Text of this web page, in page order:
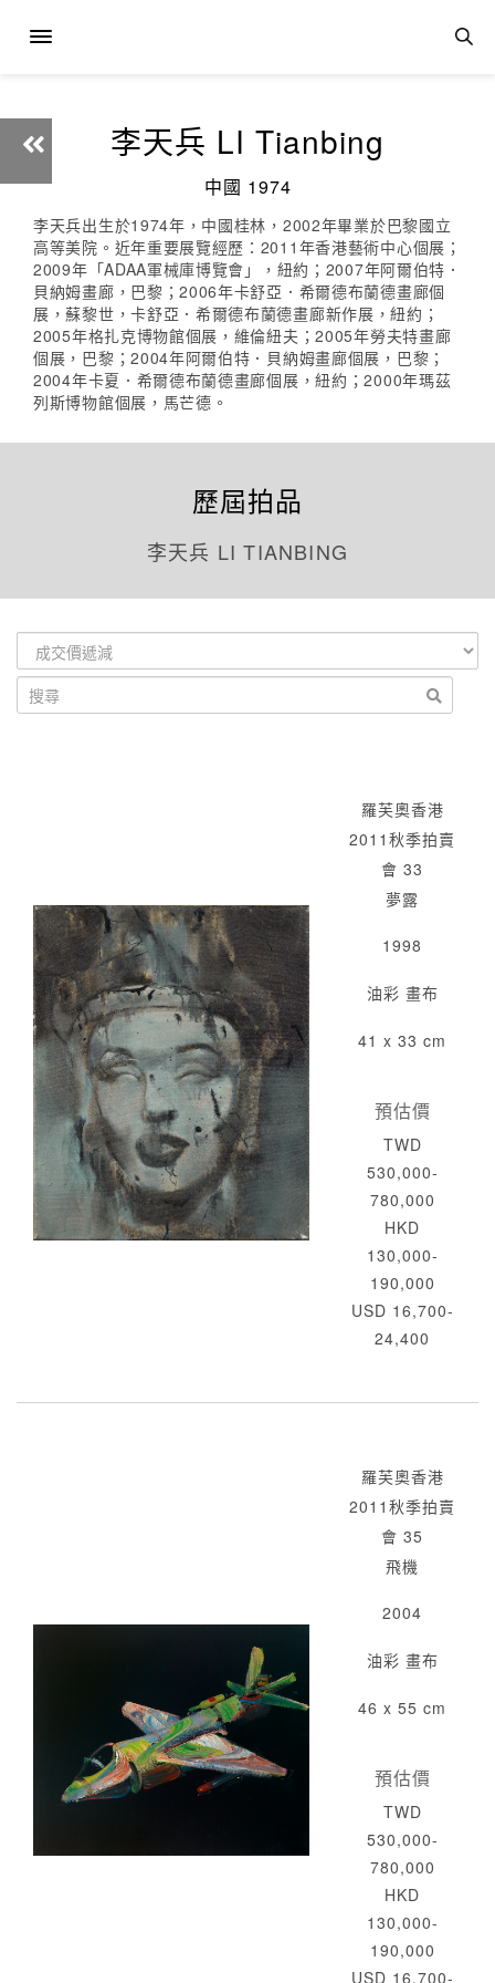
李天兵 LI Tianbing
中國 1974
李天兵出生於1974年，中國桂林，2002年畢業於巴黎國立
高等美院。近年重要展覽經歷：2011年香港藝術中心個展；
2009年「ADAA軍械庫博覽會」，紐約；2007年阿爾伯特．
貝納姆畫廊，巴黎；2006年卡舒亞．希爾德布蘭德畫廊個
展，蘇黎世，卡舒亞．希爾德布蘭德畫廊新作展，紐約；
2005年格扎克博物館個展，維倫紐夫；2005年勞夫特畫廊
個展，巴黎；2004年阿爾伯特．貝納姆畫廊個展，巴黎；
2004年卡夏．希爾德布蘭德畫廊個展，紐約；2000年瑪茲
列斯博物館個展，馬芒德。
歷屆拍品
李天兵 LI TIANBING
羅芙奧香港
2011秋季拍賣
會 33
夢露
1998
油彩 畫布
41 x 33 cm
預估價
TWD
530,000-
780,000
HKD
130,000-
190,000
USD 16,700-
24,400
羅芙奧香港
2011秋季拍賣
會 35
飛機
2004
油彩 畫布
46 x 55 cm
預估價
TWD
530,000-
780,000
HKD
130,000-
190,000
USD 16,700-